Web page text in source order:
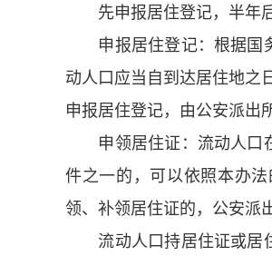
先申报居住登记，半年后
申报居住登记：根据国务
动人口应当自到达居住地之
申报居住登记，由公安派出
申领居住证：流动人口在
件之一的，可以依照本办
领、补领居住证的，公安派
流动人口持居住证或居住